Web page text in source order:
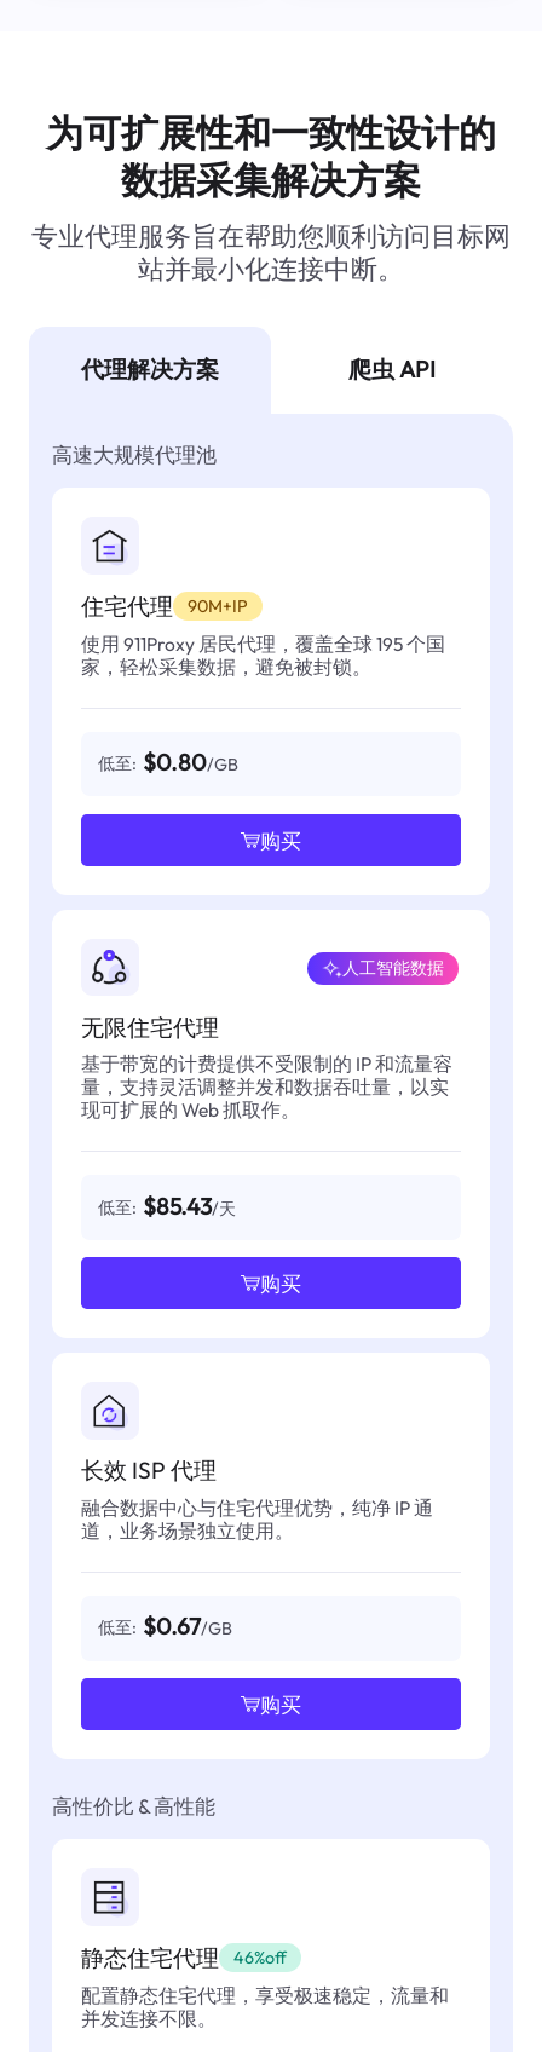
为可扩展性和一致性设计的
数据采集解决方案
专业代理服务旨在帮助您顺利访问目标网
站并最小化连接中断。
代理解决方案 爬虫 API
高速大规模代理池
住宅代理 90M+IP
使用 911Proxy 居民代理，覆盖全球 195 个国
家，轻松采集数据，避免被封锁。
低至: $0.80/GB
购买
无限住宅代理
人工智能数据
基于带宽的计费提供不受限制的 IP 和流量容
量，支持灵活调整并发和数据吞吐量，以实
现可扩展的 Web 抓取作。
低至: $85.43/天
购买
长效 ISP 代理
融合数据中心与住宅代理优势，纯净 IP 通
道，业务场景独立使用。
低至: $0.67/GB
购买
高性价比 & 高性能
静态住宅代理 46%off
配置静态住宅代理，享受极速稳定，流量和
并发连接不限。